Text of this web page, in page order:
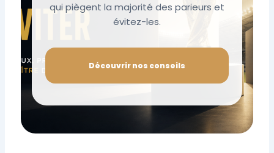
qui piègent la majorité des parieurs et
évitez-les.
Découvrir nos conseils